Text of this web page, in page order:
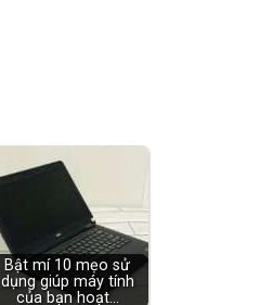
Bật mí 10 mẹo sử
dụng giúp máy tính
của bạn hoạt…